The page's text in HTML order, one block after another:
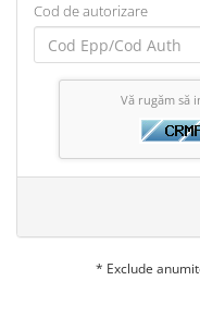
Cod de autorizare
Vă rugăm să
* Exclude